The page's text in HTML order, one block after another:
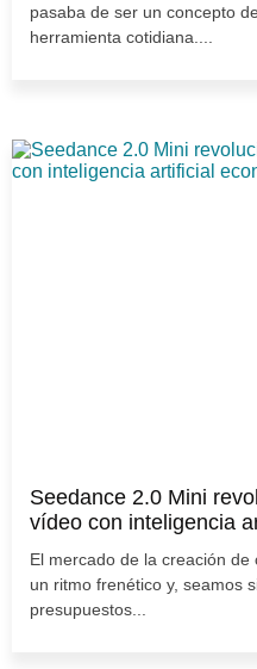
pasaba de ser un concepto
herramienta cotidiana....
Seedance 2.0 Mini
vídeo con inteligencia
El mercado de la creación
un ritmo frenético y, seamos
presupuestos...